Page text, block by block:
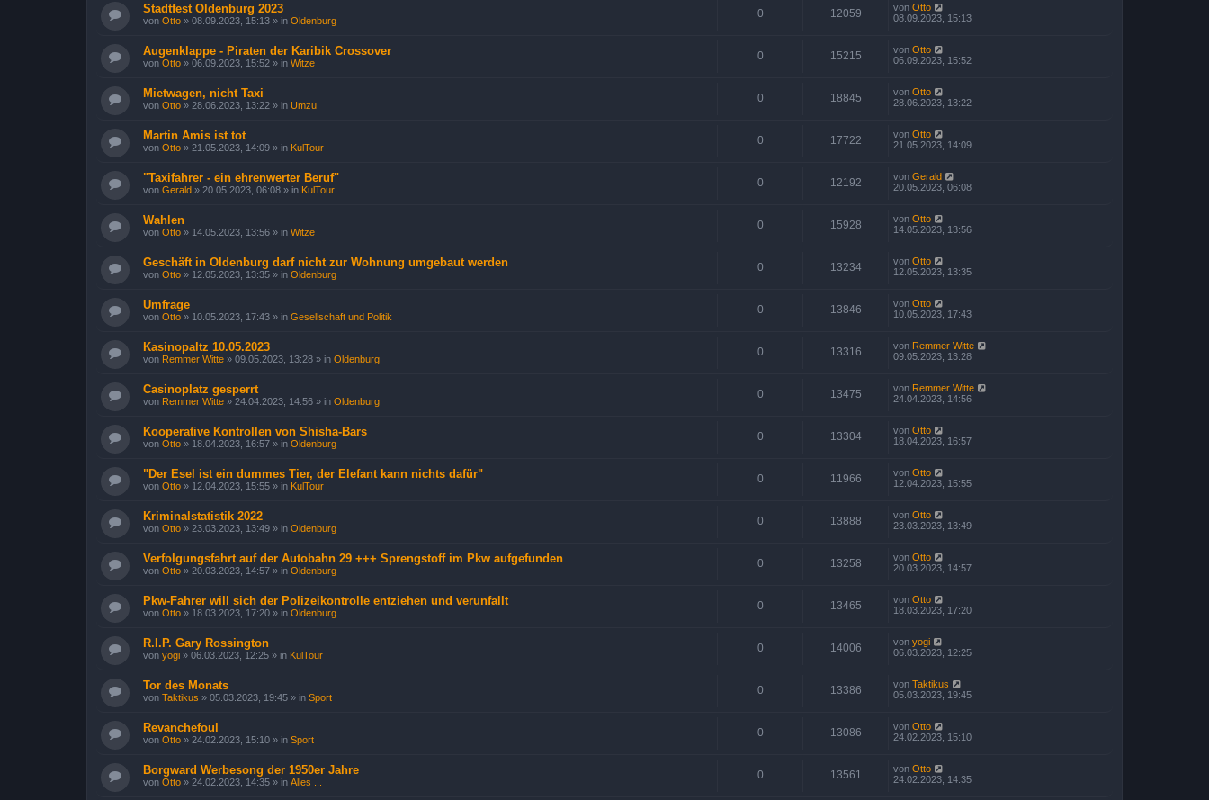
Stadtfest Oldenburg 2023
von Otto » 08.09.2023, 15:13 » in Oldenburg
0 12059 von Otto
08.09.2023, 15:13
Augenklappe - Piraten der Karibik Crossover
von Otto » 06.09.2023, 15:52 » in Witze
0 15215 von Otto
06.09.2023, 15:52
Mietwagen, nicht Taxi
von Otto » 28.06.2023, 13:22 » in Umzu
0 18845 von Otto
28.06.2023, 13:22
Martin Amis ist tot
von Otto » 21.05.2023, 14:09 » in KulTour
0 17722 von Otto
21.05.2023, 14:09
"Taxifahrer - ein ehrenwerter Beruf"
von Gerald » 20.05.2023, 06:08 » in KulTour
0 12192 von Gerald
20.05.2023, 06:08
Wahlen
von Otto » 14.05.2023, 13:56 » in Witze
0 15928 von Otto
14.05.2023, 13:56
Geschäft in Oldenburg darf nicht zur Wohnung umgebaut werden
von Otto » 12.05.2023, 13:35 » in Oldenburg
0 13234 von Otto
12.05.2023, 13:35
Umfrage
von Otto » 10.05.2023, 17:43 » in Gesellschaft und Politik
0 13846 von Otto
10.05.2023, 17:43
Kasinopaltz 10.05.2023
von Remmer Witte » 09.05.2023, 13:28 » in Oldenburg
0 13316 von Remmer Witte
09.05.2023, 13:28
Casinoplatz gesperrt
von Remmer Witte » 24.04.2023, 14:56 » in Oldenburg
0 13475 von Remmer Witte
24.04.2023, 14:56
Kooperative Kontrollen von Shisha-Bars
von Otto » 18.04.2023, 16:57 » in Oldenburg
0 13304 von Otto
18.04.2023, 16:57
"Der Esel ist ein dummes Tier, der Elefant kann nichts dafür"
von Otto » 12.04.2023, 15:55 » in KulTour
0 11966 von Otto
12.04.2023, 15:55
Kriminalstatistik 2022
von Otto » 23.03.2023, 13:49 » in Oldenburg
0 13888 von Otto
23.03.2023, 13:49
Verfolgungsfahrt auf der Autobahn 29 +++ Sprengstoff im Pkw aufgefunden
von Otto » 20.03.2023, 14:57 » in Oldenburg
0 13258 von Otto
20.03.2023, 14:57
Pkw-Fahrer will sich der Polizeikontrolle entziehen und verunfallt
von Otto » 18.03.2023, 17:20 » in Oldenburg
0 13465 von Otto
18.03.2023, 17:20
R.I.P. Gary Rossington
von yogi » 06.03.2023, 12:25 » in KulTour
0 14006 von yogi
06.03.2023, 12:25
Tor des Monats
von Taktikus » 05.03.2023, 19:45 » in Sport
0 13386 von Taktikus
05.03.2023, 19:45
Revanchefoul
von Otto » 24.02.2023, 15:10 » in Sport
0 13086 von Otto
24.02.2023, 15:10
Borgward Werbesong der 1950er Jahre
von Otto » 24.02.2023, 14:35 » in Alles ...
0 13561 von Otto
24.02.2023, 14:35